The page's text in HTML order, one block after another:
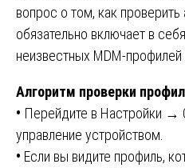
вопрос о том, как
обязательно включает в
неизвестных MDM-профилей
Алгоритм проверки
• Перейдите в Настройки
управление устройством.
• Если вы видите профиль,